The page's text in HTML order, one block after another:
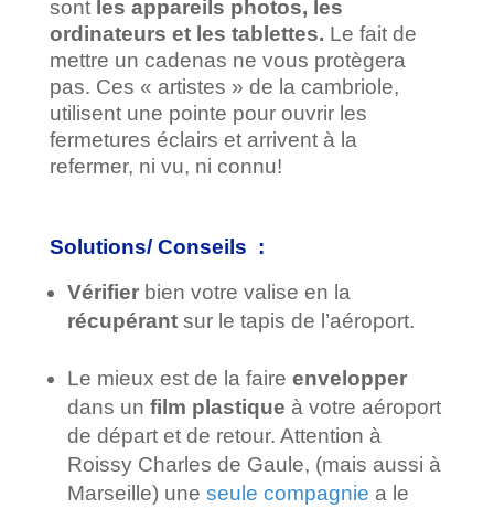
sont les appareils photos, les
ordinateurs et les tablettes. Le fait de
mettre un cadenas ne vous protègera
pas. Ces « artistes » de la cambriole,
utilisent une pointe pour ouvrir les
fermetures éclairs et arrivent à la
refermer, ni vu, ni connu!
Solutions/ Conseils :
Vérifierbien votre valise en la
récupérantsur le tapis de l’aéroport.
Le mieux est de la faire envelopper
dans un film plastique à votre aéroport
de départ et de retour. Attention à
Roissy Charles de Gaule, (mais aussi à
Marseille) une seule compagnie a le